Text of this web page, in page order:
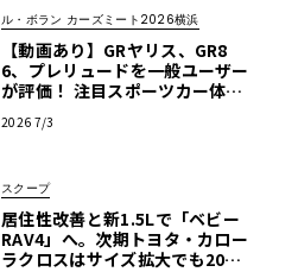
ル・ボラン カーズミート2026横浜
【動画あり】GRヤリス、GR8
6、プレリュードを一般ユーザー
が評価！ 注目スポーツカー体験
ズミート2026横浜】
2026 7/3
スクープ
居住性改善と新1.5Lで「ベビー
RAV4」へ。次期トヨタ・カロー
ラクロスはサイズ拡大でも200